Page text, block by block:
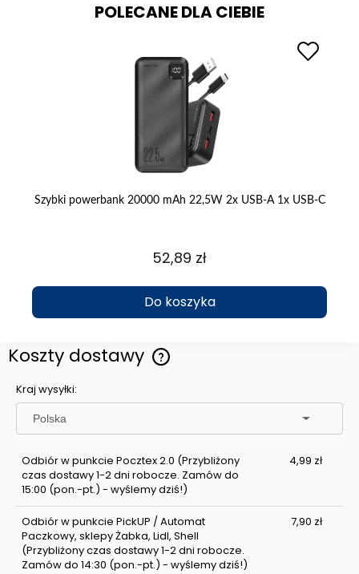
POLECANE DLA CIEBIE
Szybki powerbank 20000 mAh 22,5W 2x USB-A 1x USB-C
52,89 zł
Do koszyka
Koszty dostawy
Cena nie zawiera ewentualnych kosztów płatności
Kraj wysyłki:
Odbiór w punkcie Pocztex 2.0 (Przybliżony
czas dostawy 1-2 dni robocze. Zamów do
15:00 (pon.-pt.) - wyślemy dziś!)
4,99 zł
Odbiór w punkcie PickUP / Automat
Paczkowy, sklepy Żabka, Lidl, Shell
(Przybliżony czas dostawy 1-2 dni robocze.
Zamów do 14:30 (pon.-pt.) - wyślemy dziś!)
7,90 zł